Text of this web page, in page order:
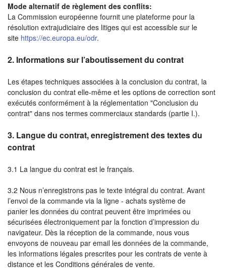
Mode alternatif de règlement des conflits:
La Commission européenne fournit une plateforme pour la
résolution extrajudiciaire des litiges qui est accessible sur le
site https://ec.europa.eu/odr.
2. Informations sur l’aboutissement du contrat
Les étapes techniques associées à la conclusion du contrat, la
conclusion du contrat elle-même et les options de correction sont
exécutés conformément à la réglementation "Conclusion du
contrat" dans nos termes commerciaux standards (partie I.).
3. Langue du contrat, enregistrement des textes du
contrat
3.1 La langue du contrat est le français.
3.2 Nous n’enregistrons pas le texte intégral du contrat. Avant
l’envoi de la commande via la ligne - achats système de
panier les données du contrat peuvent être imprimées ou
sécurisées électroniquement par la fonction d’impression du
navigateur. Dès la réception de la commande, nous vous
envoyons de nouveau par email les données de la commande,
les informations légales prescrites pour les contrats de vente à
distance et les Conditions générales de vente.